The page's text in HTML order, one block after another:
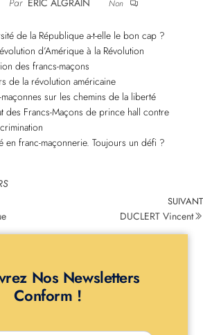
Par ERIC ALGRAIN Non
de la République a-t-elle le bon cap ?
d’Amérique à la Révolution
des francs-maçons
de la révolution américaine
sur les chemins de la liberté
des Francs-Maçons de prince hall contre
en franc-maçonnerie. Toujours un défi ?
SUIVANT
DUCLERT Vincent
Nos Newsletters
Conform !